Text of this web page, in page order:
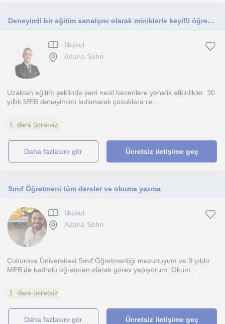
Deneyimli bir eğitim sanatçısı olarak miniklerle keyifli öğrenme ortaklığı yapmak istiyorum.
Ilkokul
Adana Sehri
Uzaktan eğitim şeklinde yeni nesil becerilere yönelik etkinlikler. 30
yıllık MEB deneyimimi kullanarak çocuklara re...
1. ders ücretsiz
daha fazlasını gör Ücretsiz iletişime geç
Sınıf Öğretmeni tüm dersler ve okuma yazma
Ilkokul
Adana Sehri
Çukurova Üniversitesi Sınıf Öğretmenliği mezunuyum ve 8 yıldır
MEB’de kadrolu öğretmen olarak görev yapıyorum. Okum...
1. ders ücretsiz
daha fazlasını gör Ücretsiz iletişime geç